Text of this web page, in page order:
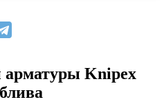
арматуры Knipex